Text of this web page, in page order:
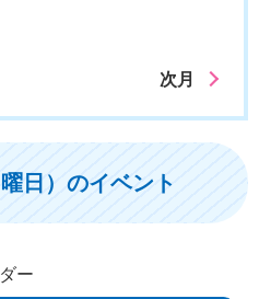
次月
日）のイベント
ー